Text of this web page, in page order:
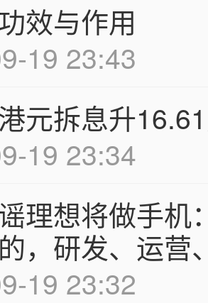
效与作用
19 23:43
元拆息升
19 23:34
理想将做手机
，研发、运营
19 23:32